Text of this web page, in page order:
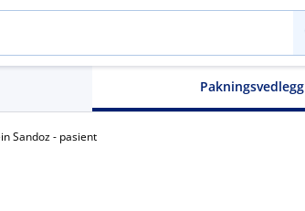
Pakningsvedlegg
Sandoz - pasient